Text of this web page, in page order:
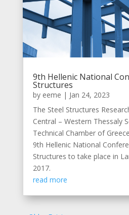
9th Hellenic National
Structures
by eeme | Jan 24, 2023
The Steel Structures
Central – Western Thessaly
Technical Chamber of
9th Hellenic National
Structures to take place in
2017.
read more